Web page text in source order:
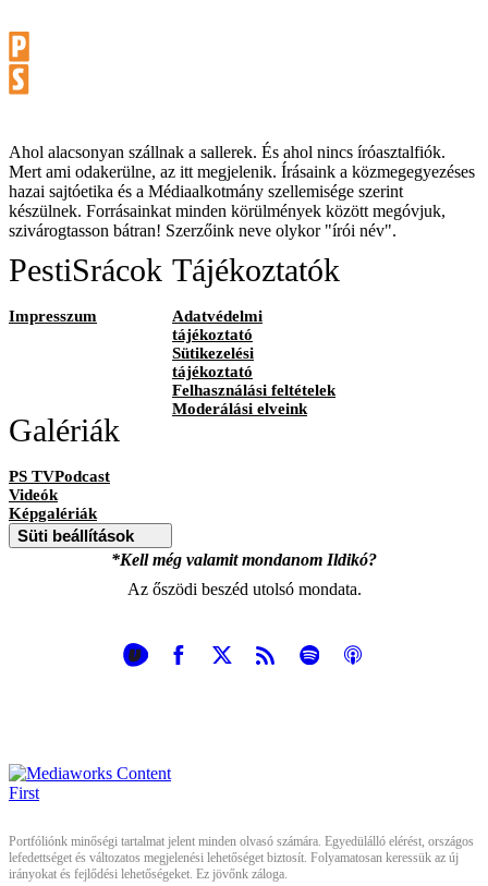
Ahol alacsonyan szállnak a sallerek. És ahol nincs íróasztalfiók.
Mert ami odakerülne, az itt megjelenik. Írásaink a közmegegyezéses
hazai sajtóetika és a Médiaalkotmány szellemisége szerint
készülnek. Forrásainkat minden körülmények között megóvjuk,
szivárogtasson bátran! Szerzőink neve olykor "írói név".
PestiSrácok
Impresszum
Tájékoztatók
Adatvédelmi
tájékoztató
Sütikezelési
tájékoztató
Felhasználási feltételek
Moderálási elveink
Galériák
PS TVPodcast
Videók
Képgalériák
Süti beállítások
*Kell még valamit mondanom Ildikó?
Az őszödi beszéd utolsó mondata.
Portfóliónk minőségi tartalmat jelent minden olvasó számára. Egyedülálló elérést, országos
lefedettséget és változatos megjelenési lehetőséget biztosít. Folyamatosan keressük az új
irányokat és fejlődési lehetőségeket. Ez jövőnk záloga.